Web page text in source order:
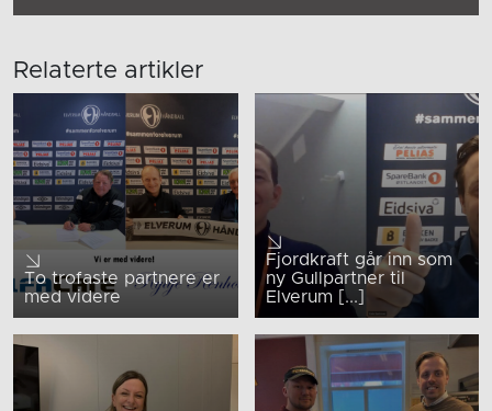
Relaterte artikler
To trofaste partnere er
med videre
Fjordkraft går inn som
ny Gullpartner til
Elverum [...]